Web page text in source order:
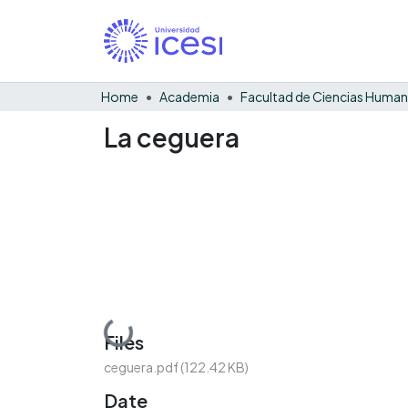
Home Academia Facultad de Ciencias
La ceguera
Loading...
Files
ceguera.pdf(122.42 KB)
Date